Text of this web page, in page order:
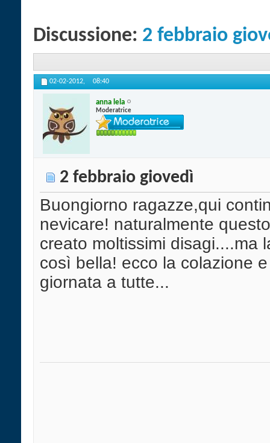
Discussione: 2 febbraio
02-02-2012, 08:40
anna lela
Moderatrice
2 febbraio giovedì
Buongiorno ragazze,qui
nevicare! naturalmente
creato moltissimi disagi....ma
così bella! ecco la colazione
giornata a tutte...